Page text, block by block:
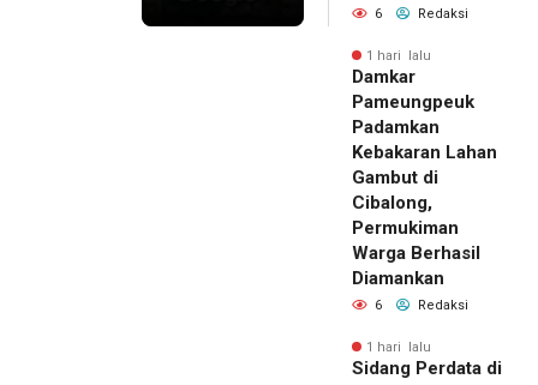
6 Redaksi
1 hari lalu
Damkar
Pameungpeuk
Padamkan
Kebakaran Lahan
Gambut di
Cibalong,
Permukiman
Warga Berhasil
Diamankan
6 Redaksi
1 hari lalu
Sidang Perdata di